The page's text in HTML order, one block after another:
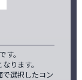
す。
ります。
で選択したコン